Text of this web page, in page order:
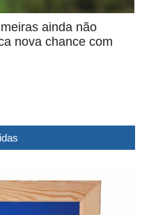
ainda não
nova chance com